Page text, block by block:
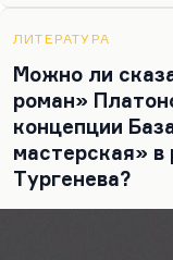
недостатков
притворяются
это текст о
ЛИТЕРАТУРА
Можно ли
роман»
концепции
мастерская»
Тургенева?